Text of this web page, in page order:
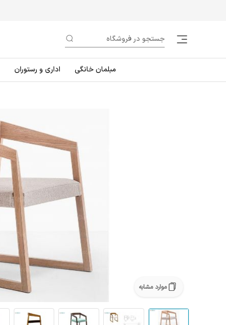
مبلمان خانگی اداری و رستوران
موارد مشابه